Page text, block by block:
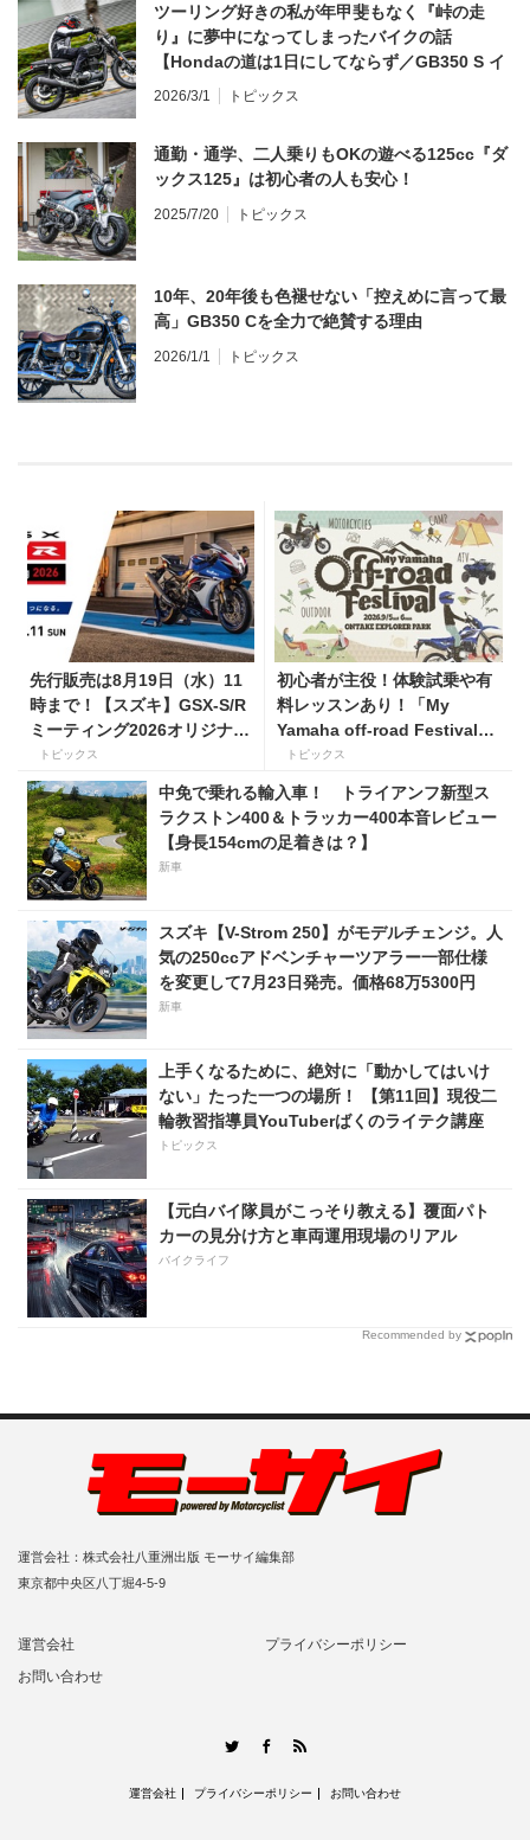
ツーリング好きの私が年甲斐もなく『峠の走
り』に夢中になってしまったバイクの話
【Hondaの道は1日にしてならず／GB350 S イ
ンプレ・レビュー 前編】
2026/3/1 トピックス
通勤・通学、二人乗りもOKの遊べる125cc『ダ
ックス125』は初心者の人も安心！
2025/7/20 トピックス
10年、20年後も色褪せない「控えめに言って最
高」GB350 Cを全力で絶賛する理由
2026/1/1 トピックス
先行販売は8月19日（水）11
時まで！【スズキ】GSX-S/R
ミーティング2026オリジナル
グッズを手に入れよう！
トピックス
初心者が主役！体験試乗や有
料レッスンあり！「My
Yamaha off-road Festival」
を9月5日・6日にオンタケエ
クスプローラーパークで実
施！
トピックス
中免で乗れる輸入車！ トライアンフ新型ス
ラクストン400＆トラッカー400本音レビュー
【身長154cmの足着きは？】
新車
スズキ【V-Strom 250】がモデルチェンジ。人
気の250ccアドベンチャーツアラー一部仕様
を変更して7月23日発売。価格68万5300円
新車
上手くなるために、絶対に「動かしてはいけ
ない」たった一つの場所！ 【第11回】現役二
輪教習指導員YouTuberばくのライテク講座
トピックス
【元白バイ隊員がこっそり教える】覆面パト
カーの見分け方と車両運用現場のリアル
バイクライフ
Recommended by
運営会社：株式会社八重洲出版 モーサイ編集部
東京都中央区八丁堀4-5-9
運営会社
プライバシーポリシー
お問い合わせ
TwitterFacebook
運営会社 プライバシーポリシー お問い合わせ